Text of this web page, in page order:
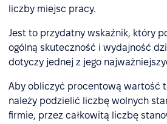
liczby miejsc pracy.
Jest to przydatny wskaźnik, który
ogólną skuteczność i wydajność
dotyczy jednej z jego
Aby obliczyć procentową wartość
należy podzielić liczbę wolnych
firmie, przez całkowitą liczbę